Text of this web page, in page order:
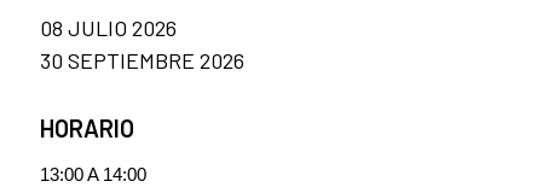
08 JULIO 2026
30 SEPTIEMBRE 2026
HORARIO
13:00 A 14:00